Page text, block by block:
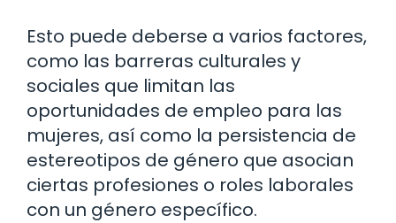
Esto puede deberse a varios factores,
como las barreras culturales y
sociales que limitan las
oportunidades de empleo para las
mujeres, así como la persistencia de
estereotipos de género que asocian
ciertas profesiones o roles laborales
con un género específico.